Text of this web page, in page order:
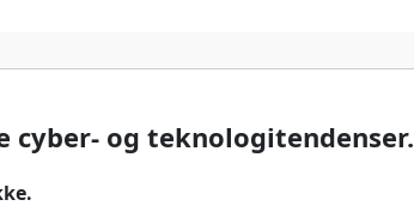
cyber- og teknologitendenser.